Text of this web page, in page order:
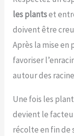
les plantset
doivent être
Après la mise
favoriser
autour des
Une fois les
devient le
récolte en fin de